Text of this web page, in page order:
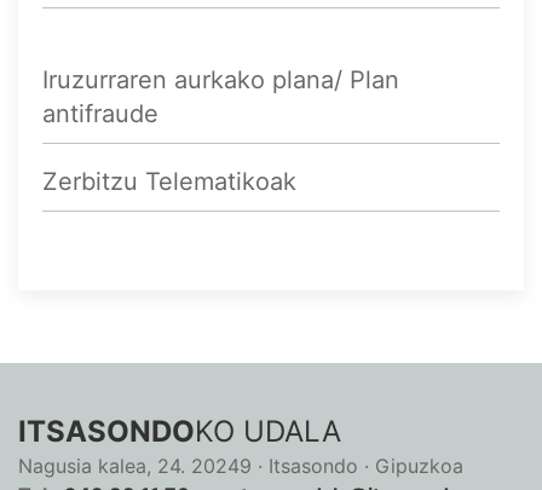
Iruzurraren aurkako plana/ Plan
antifraude
Zerbitzu Telematikoak
ITSASONDOKO UDALA
Nagusia kalea, 24. 20249 · Itsasondo · Gipuzkoa